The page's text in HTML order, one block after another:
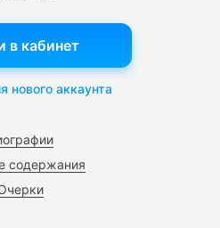
содержания
в кабинет
нового аккаунта